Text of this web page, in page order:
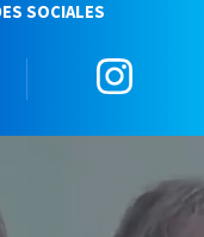
SOCIALES